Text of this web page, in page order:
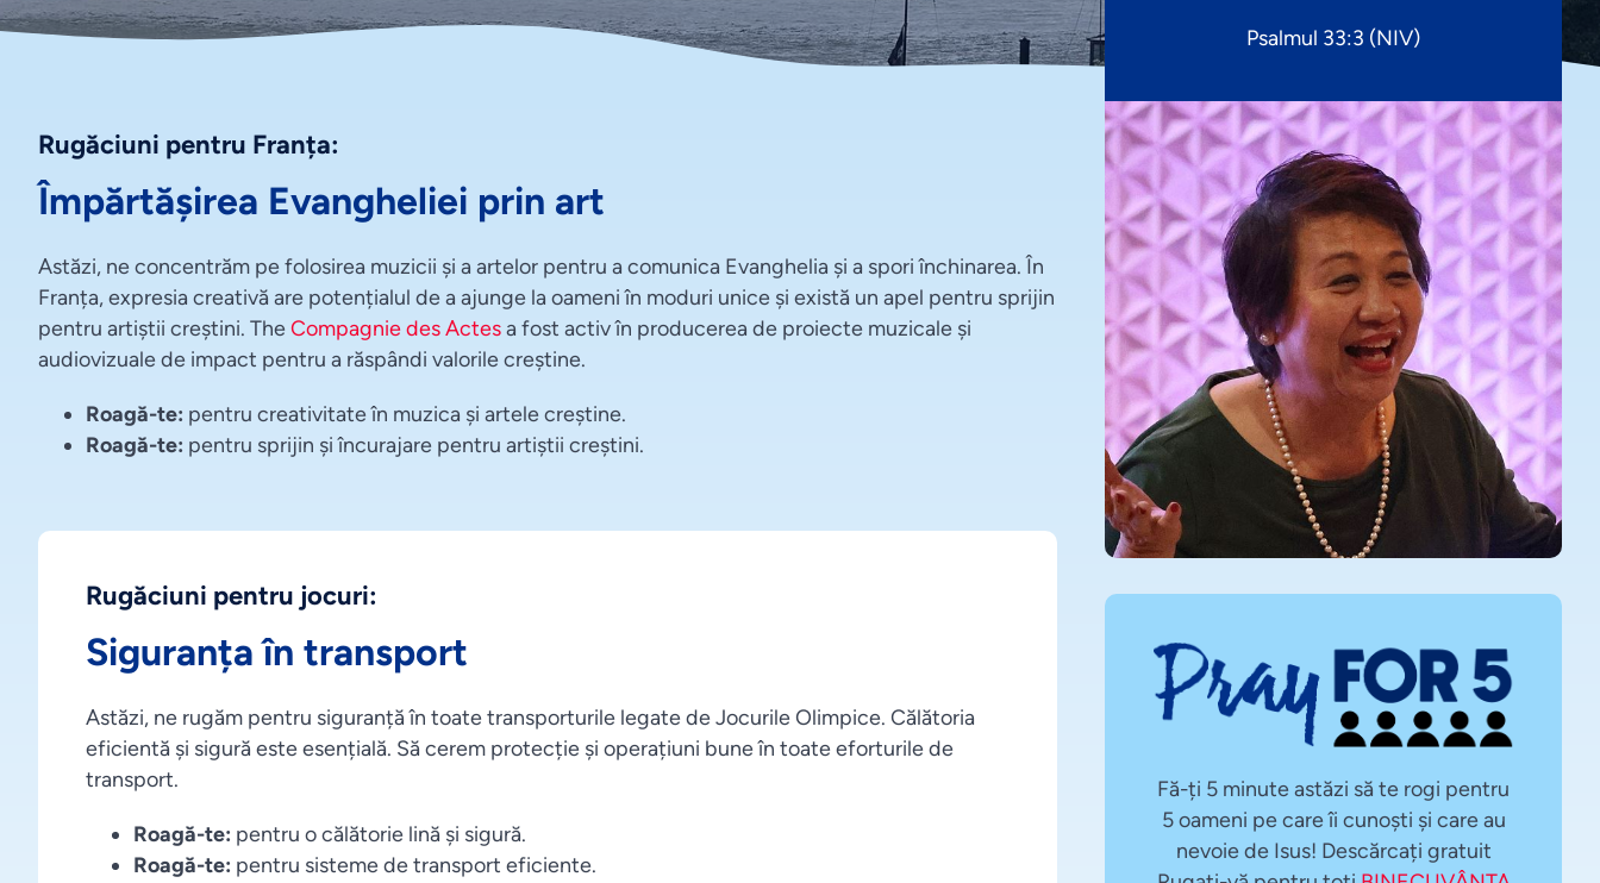
Rugăciuni pentru Franța:
Împărtășirea Evangheliei prin art
Astăzi, ne concentrăm pe folosirea muzicii și a artelor pentru a comunica Evanghelia și a spori închinarea. În
Franța, expresia creativă are potențialul de a ajunge la oameni în moduri unice și există un apel pentru sprijin
pentru artiștii creștini. TheCompagnie des Actesa fost activ în producerea de proiecte muzicale și
audiovizuale de impact pentru a răspândi valorile creștine.
Roagă-te: pentru creativitate în muzica și artele creștine.
Roagă-te: pentru sprijin și încurajare pentru artiștii creștini.
Rugăciuni pentru jocuri:
Siguranța în transport
Astăzi, ne rugăm pentru siguranță în toate transporturile legate de Jocurile Olimpice. Călătoria
eficientă și sigură este esențială. Să cerem protecție și operațiuni bune în toate eforturile de
transport.
Roagă-te: pentru o călătorie lină și sigură.
Roagă-te: pentru sisteme de transport eficiente.
Psalmul 33:3 (NIV)
Fă-ți 5 minute astăzi să te rogi pentru
5 oameni pe care îi cunoști și care au
nevoie de Isus! Descărcați gratuit